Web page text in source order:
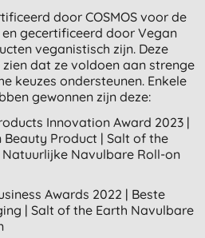
door COSMOS voor de
gecertificeerd door Vegan
veganistisch zijn. Deze
dat ze voldoen aan strenge
keuzes ondersteunen. Enkele
gewonnen zijn deze:
Innovation Award 2023 |
Beauty Product | Salt of the
Navulbare Roll-on
Awards 2022 | Beste
| Salt of the Earth Navulbare